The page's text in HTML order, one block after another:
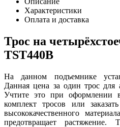
Характеристики
Оплата и доставка
Трос на
TST440B
На данном подъемнике
Данная цена за один трос для
Учтите это при оформлении
комплект тросов или
высококачественного
предотвращает растяжение.